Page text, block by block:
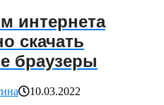
интернета
скачать
браузеры
10.03.2022